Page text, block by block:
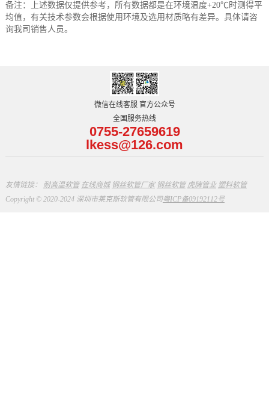
备注：上述数据仅提供参考，所有数据都是在环境温度+20℃时测得平
均值，有关技术参数会根据使用环境及选用材质略有差异。具体请咨
询我司销售人员。
微信在线客服 官方公众号
全国服务热线
0755-27659619
lkess@126.com
友情链接： 耐高温软管 在线商城 钢丝软管厂家 钢丝软管 虎牌管业 塑料软管
Copyright © 2020-2024 深圳市莱克斯软管有限公司粤ICP备09192112号